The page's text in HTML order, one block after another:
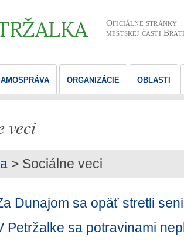
Oficiálne stránky
mestskej časti
ORGANIZÁCIE OBLASTI
veci
> Sociálne veci
Dunajom sa opäť stretli
Petržalke sa potravinami